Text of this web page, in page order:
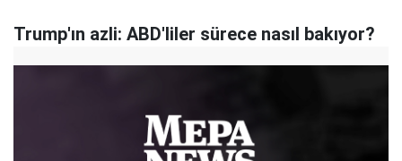
Trump'ın azli: ABD'liler sürece nasıl bakıyor?